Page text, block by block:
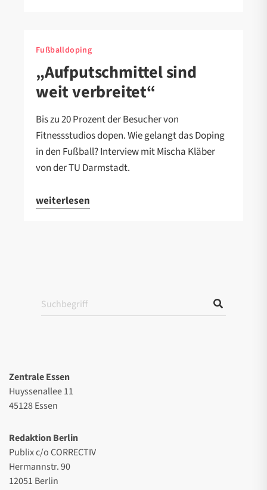
Fußballdoping
„Aufputschmittel sind
weit verbreitet“
Bis zu 20 Prozent der Besucher von
Fitnessstudios dopen. Wie gelangt das Doping
in den Fußball? Interview mit Mischa Kläber
von der TU Darmstadt.
weiterlesen
Zentrale Essen
Huyssenallee 11
45128 Essen
Redaktion Berlin
Publix c/o CORRECTIV
Hermannstr. 90
12051 Berlin